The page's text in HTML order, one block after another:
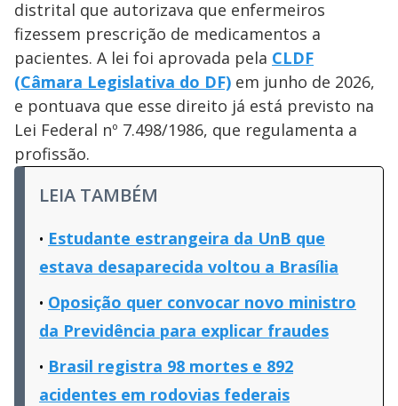
distrital que autorizava que enfermeiros
fizessem prescrição de medicamentos a
pacientes. A lei foi aprovada pela CLDF
(Câmara Legislativa do DF) em junho de 2026,
e pontuava que esse direito já está previsto na
Lei Federal nº 7.498/1986, que regulamenta a
profissão.
LEIA TAMBÉM
Estudante estrangeira da UnB que
estava desaparecida voltou a Brasília
Oposição quer convocar novo ministro
da Previdência para explicar fraudes
Brasil registra 98 mortes e 892
acidentes em rodovias federais